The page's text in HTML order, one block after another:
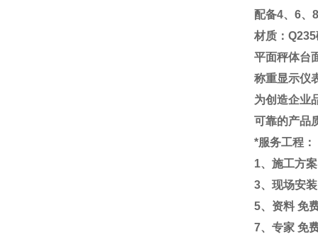
配备4、 6、 8
材质： Q235
平面秤体台
称重显示仪
为创造企业
可靠的产品
*服务工程：
1、施工方案
3、现场安装
5、资料 免
7、专家 免